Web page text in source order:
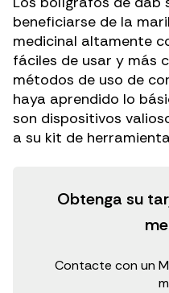
beneficiarse de la
medicinal altamente
fáciles de usar y más
métodos de uso de
haya aprendido lo
son dispositivos
a su kit de
Obtenga su
Contacte con un